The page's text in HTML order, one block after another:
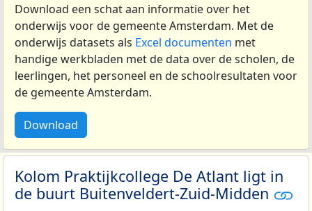
Download een schat aan informatie over het
onderwijs voor de gemeente Amsterdam. Met de
onderwijs datasets als Excel documenten met
handige werkbladen met de data over de scholen, de
leerlingen, het personeel en de schoolresultaten voor
de gemeente Amsterdam.
Download
Kolom Praktijkcollege De Atlant ligt in
de buurt Buitenveldert-Zuid-Midden